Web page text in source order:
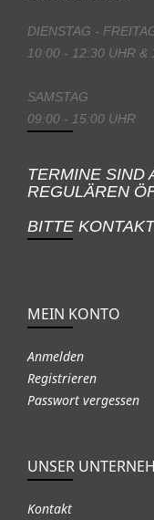
DIENSTAG -
10:00 - 12:30 UHR &
SAMSTAG
09:00 - 15:00 UHR
TERMINE SIND
REGULÄREN
BITTE
MEIN KONTO
Anmelden
Registrieren
Passwort vergessen
UNSER
Kontakt